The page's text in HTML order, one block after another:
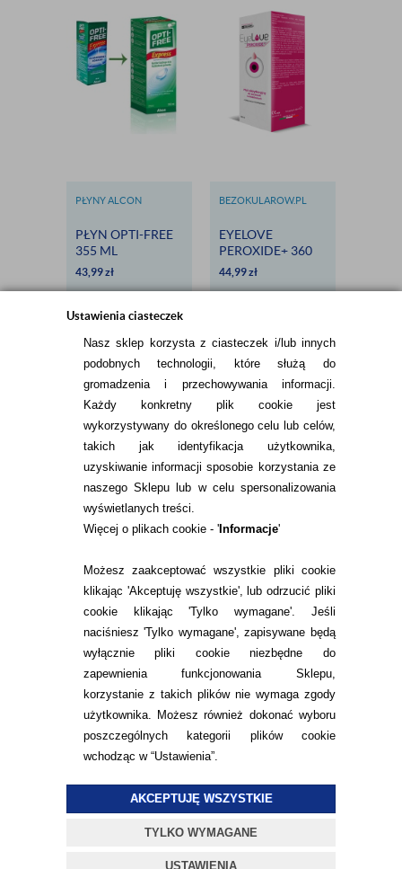
Ustawienia ciasteczek
Nasz sklep korzysta z ciasteczek i/lub innych
podobnych technologii, które służą do
gromadzenia i przechowywania informacji.
Każdy konkretny plik cookie jest
wykorzystywany do określonego celu lub celów,
takich jak identyfikacja użytkownika,
uzyskiwanie informacji sposobie korzystania ze
naszego Sklepu lub w celu spersonalizowania
wyświetlanych treści.
Więcej o plikach cookie - 'Informacje'
Możesz zaakceptować wszystkie pliki cookie
klikając 'Akceptuję wszystkie', lub odrzucić pliki
cookie klikając 'Tylko wymagane'. Jeśli
naciśniesz 'Tylko wymagane', zapisywane będą
wyłącznie pliki cookie niezbędne do
zapewnienia funkcjonowania Sklepu,
korzystanie z takich plików nie wymaga zgody
użytkownika. Możesz również dokonać wyboru
poszczególnych kategorii plików cookie
wchodząc w “Ustawienia”.
AKCEPTUJĘ WSZYSTKIE
TYLKO WYMAGANE
USTAWIENIA
PŁYNY ALCON
PŁYN OPTI-FREE
355 ML
43,99zł
BEZOKULAROW.PL
EYELOVE
PEROXIDE+ 360
ML - PŁYN
44,99zł
INFORMACJE KONTAKTOWE
KONTAKT
TEL.
22 113 44 43
E-MAIL.
KONTAKT@ALESOCZEWKI.COM
ZMIEŃ USTAWIENIA ZGODY NA CIASTECZKA
TWOICH OCZU